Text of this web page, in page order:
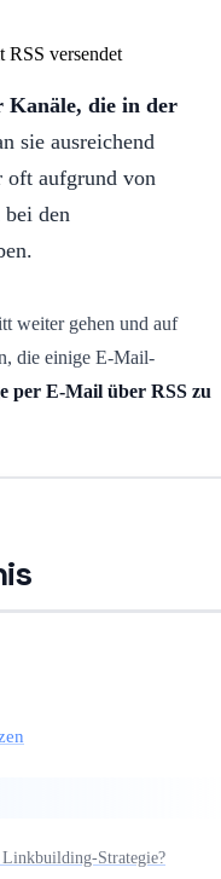
Kanäle, die in der
sie ausreichend
oft aufgrund von
den
weiter gehen und auf
die einige E-Mail-
per E-Mail über RSS zu
Strategie?